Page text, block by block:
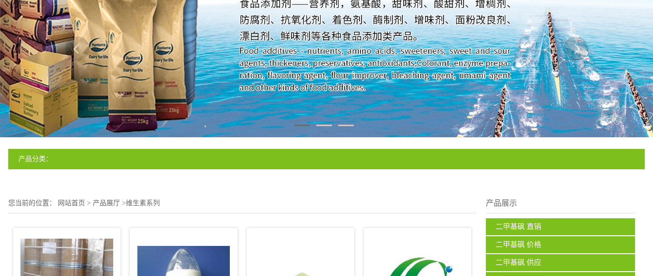
产品分类：
产品展示
二甲基砜 直销
二甲基砜 价格
二甲基砜 供应
您当前的位置： 网站首页 > 产品展厅 >维生素系列